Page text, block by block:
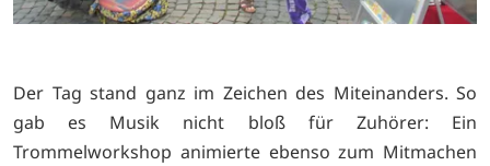
Der Tag stand ganz im Zeichen des Miteinanders. So
gab es Musik nicht bloß für Zuhörer: Ein
Trommelworkshop animierte ebenso zum Mitmachen